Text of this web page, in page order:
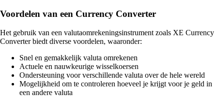
Voordelen van een Currency Converter
Het gebruik van een valutaomrekeningsinstrument zoals XE Currency
Converter biedt diverse voordelen, waaronder:
Snel en gemakkelijk valuta omrekenen
Actuele en nauwkeurige wisselkoersen
Ondersteuning voor verschillende valuta over de hele wereld
Mogelijkheid om te controleren hoeveel je krijgt voor je geld in
een andere valuta